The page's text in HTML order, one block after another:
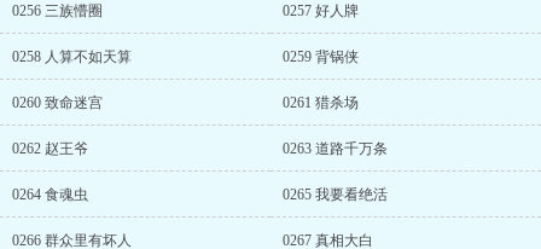
0256 三族懵圈 0257 好人牌
0258 人算不如天算 0259 背锅侠
0260 致命迷宫 0261 猎杀场
0262 赵王爷 0263 道路千万条
0264 食魂虫 0265 我要看绝活
0266 群众里有坏人 0267 真相大白